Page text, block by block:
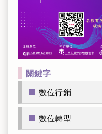
關鍵字
■ 數位行銷
■ 數位轉型